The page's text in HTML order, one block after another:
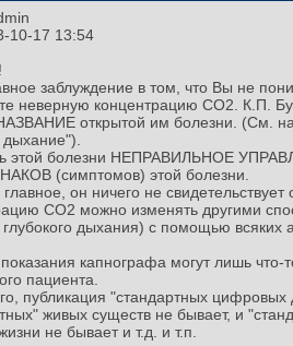
10-17 13:54
заблуждение в том, что Вы не
неверную концентрацию СО2. К.П.
открытой им болезни. (См.
дыхание").
этой болезни НЕПРАВИЛЬНОЕ
(симптомов) этой болезни.
он ничего не
СО2 можно изменять другими
глубокого дыхания) с помощью всяких
капнографа могут лишь
пациента.
публикация "стандартных
живых существ не бывает, и
не бывает и т.д. и т.п.